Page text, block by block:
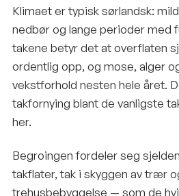
Klimaet er typisk sørlandsk:
nedbør og lange perioder med
takene betyr det at overflaten
ordentlig opp, og mose, alger
vekstforhold nesten hele året.
takfornying blant de vanligste
her.
Begroingen fordeler seg
takflater, tak i skyggen av trær
trehusbebyggelse — som de